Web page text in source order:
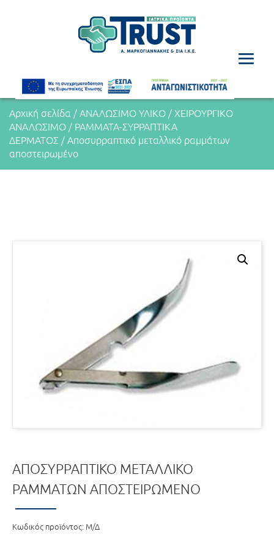
Αρχική σελίδα / ΑΝΑΛΩΣΙΜΟ ΥΛΙΚΟ / ΧΕΙΡΟΥΡΓΙΚΟ
ΑΝΑΛΩΣΙΜΟ / ΡΑΜΜΑΤΑ-ΣΥΡΡΑΠΤΙΚΑ
ΔΕΡΜΑΤΟΣ / Αποσυρραπτικό μεταλλικό ραμμάτων
αποστειρωμένο
ΑΠΟΣΥΡΡΑΠΤΙΚΌ ΜΕΤΑΛΛΙΚΌ
ΡΑΜΜΆΤΩΝ ΑΠΟΣΤΕΙΡΩΜΈΝΟ
Κωδικός προϊόντος: Μ/Δ